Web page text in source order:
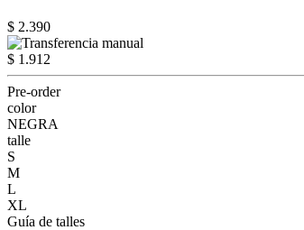
$ 2.390
$ 1.912
Pre-order
color
NEGRA
talle
S
M
L
XL
Guía de talles